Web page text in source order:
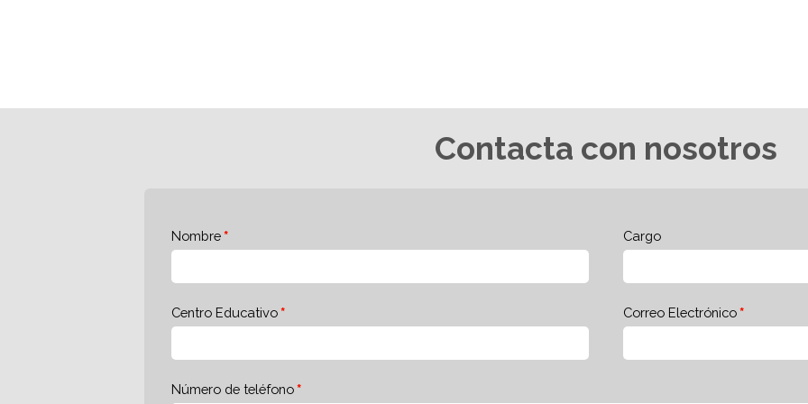
Contacta con nosotros
Nombre Cargo
Centro Educativo Correo Electrónico
Número de teléfono